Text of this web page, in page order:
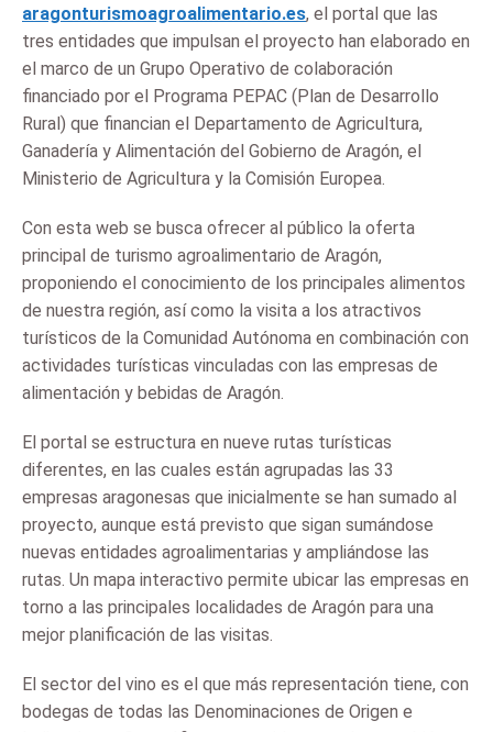
aragonturismoagroalimentario.es, el portal que las
tres entidades que impulsan el proyecto han elaborado en
el marco de un Grupo Operativo de colaboración
financiado por el Programa PEPAC (Plan de Desarrollo
Rural) que financian el Departamento de Agricultura,
Ganadería y Alimentación del Gobierno de Aragón, el
Ministerio de Agricultura y la Comisión Europea.
Con esta web se busca ofrecer al público la oferta
principal de turismo agroalimentario de Aragón,
proponiendo el conocimiento de los principales alimentos
de nuestra región, así como la visita a los atractivos
turísticos de la Comunidad Autónoma en combinación con
actividades turísticas vinculadas con las empresas de
alimentación y bebidas de Aragón.
El portal se estructura en nueve rutas turísticas
diferentes, en las cuales están agrupadas las 33
empresas aragonesas que inicialmente se han sumado al
proyecto, aunque está previsto que sigan sumándose
nuevas entidades agroalimentarias y ampliándose las
rutas. Un mapa interactivo permite ubicar las empresas en
torno a las principales localidades de Aragón para una
mejor planificación de las visitas.
El sector del vino es el que más representación tiene, con
bodegas de todas las Denominaciones de Origen e